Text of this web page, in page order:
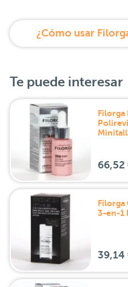
Te puede interesar
Filorga
66,52
Filorga
3-en-1
39,14